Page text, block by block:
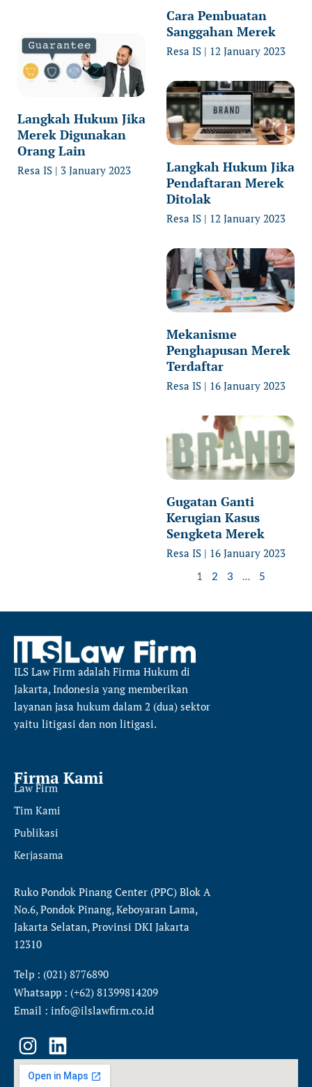
Langkah Hukum Jika
Merek Digunakan
Orang Lain
Resa IS 3 January 2023
Cara Pembuatan
Sanggahan Merek
Resa IS 12 January 2023
Langkah Hukum Jika
Pendaftaran Merek
Ditolak
Resa IS 12 January 2023
Mekanisme
Penghapusan Merek
Terdaftar
Resa IS 16 January 2023
Gugatan Ganti
Kerugian Kasus
Sengketa Merek
Resa IS 16 January 2023
1 2 3 5
ILS Law Firm adalah Firma Hukum di
Jakarta, Indonesia yang memberikan
layanan jasa hukum dalam 2 (dua) sektor
yaitu litigasi dan non litigasi.
Firma Kami
Law Firm
Tim Kami
Publikasi
Kerjasama
Ruko Pondok Pinang Center (PPC) Blok A
No.6, Pondok Pinang, Keboyaran Lama,
Jakarta Selatan, Provinsi DKI Jakarta
12310
Telp : (021) 8776890
Whatsapp : (+62) 81399814209
Email : info@ilslawfirm.co.id
I
n
s
L
i
n